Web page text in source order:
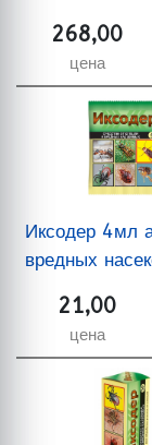
268,00
цена
Иксодер 4мл
вредных
21,00
цена